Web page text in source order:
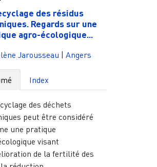
des résidus
Regards sur une
agro-écologique...
Jarousseau | Angers
Index
des déchets
peut être considéré
une pratique
visant
de la fertilité des